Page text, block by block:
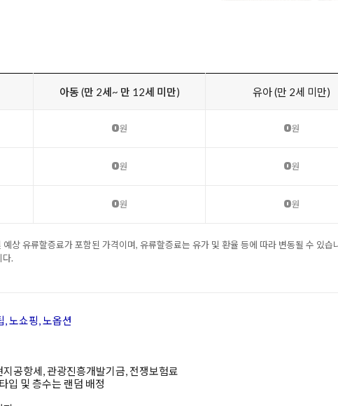
아동 (만 2세~ 만 12세 미만) 유아 (만 2세 미만)
0원 0원
0원 0원
0원 0원
상 유류할증료가 포함된 가격이며, 유류할증료는 유가 및 환율 등에 따라 변동될 수 있습
다.
노쇼핑, 노옵션
지공항세, 관광진흥개발기금, 전쟁보험료
입 및 층수는 랜덤 배정